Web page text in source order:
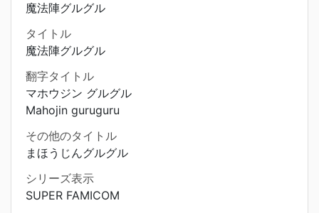
魔法陣グルグル
タイトル
魔法陣グルグル
翻字タイトル
マホウジン グルグル
Mahojin guruguru
その他のタイトル
まほうじんグルグル
シリーズ表示
SUPER FAMICOM